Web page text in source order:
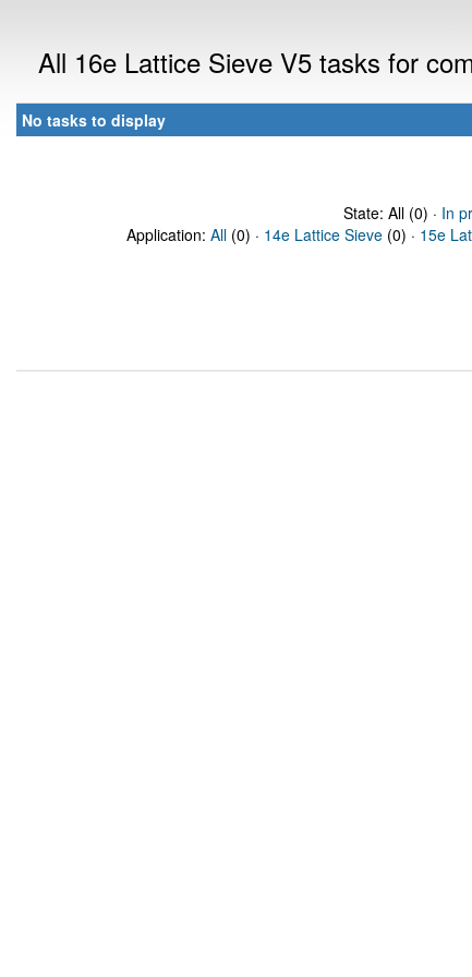
All 16e Lattice Sieve V5 tasks for
No tasks to display
State: All (0) · In
Application: All (0) · 14e Lattice Sieve (0) · 15e